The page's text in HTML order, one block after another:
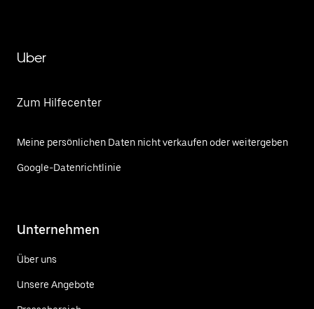
Uber
Zum Hilfecenter
Meine persönlichen Daten nicht verkaufen oder weitergeben
Google-Datenrichtlinie
Unternehmen
Über uns
Unsere Angebote